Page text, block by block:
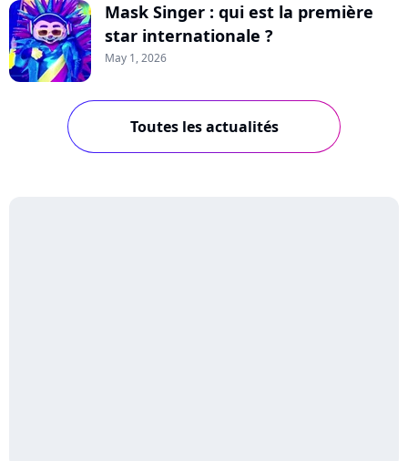
Mask Singer : qui est la première
star internationale ?
May 1, 2026
Toutes les actualités